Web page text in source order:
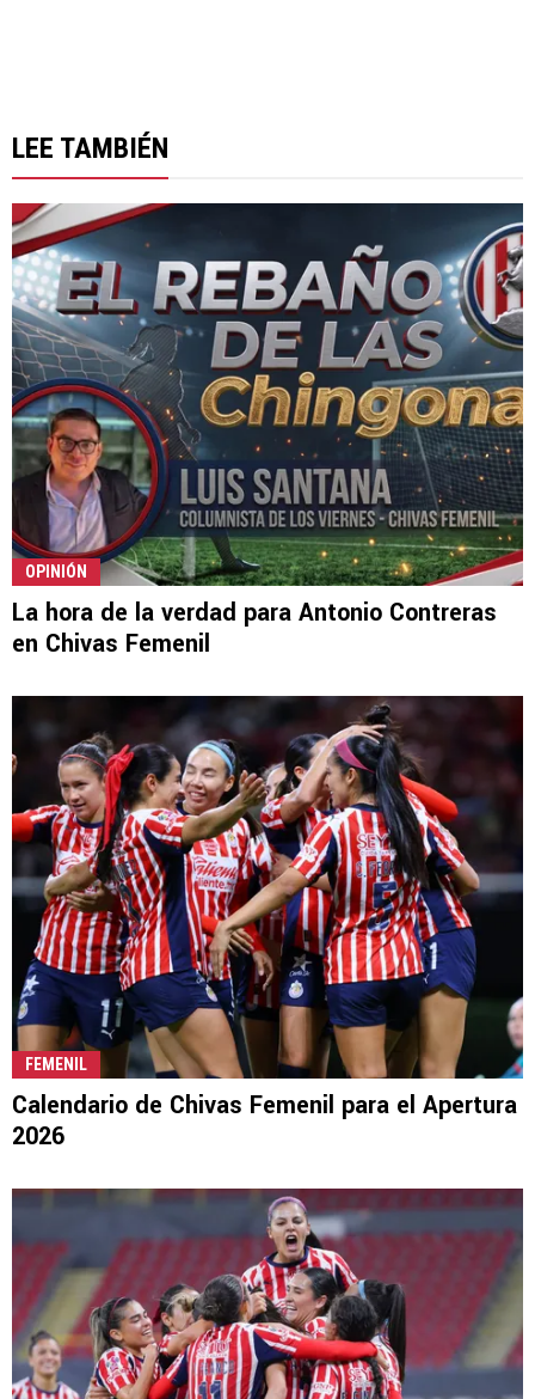
LEE TAMBIÉN
OPINIÓN
La hora de la verdad para Antonio Contreras
en Chivas Femenil
FEMENIL
Calendario de Chivas Femenil para el Apertura
2026